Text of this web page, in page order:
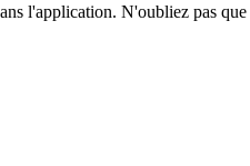
l'application. N'oubliez pas